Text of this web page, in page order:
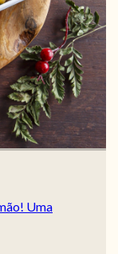
Uma